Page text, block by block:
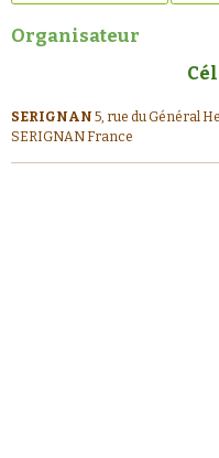
Organisateur
SERIGNAN 5, rue du Général
SERIGNAN France